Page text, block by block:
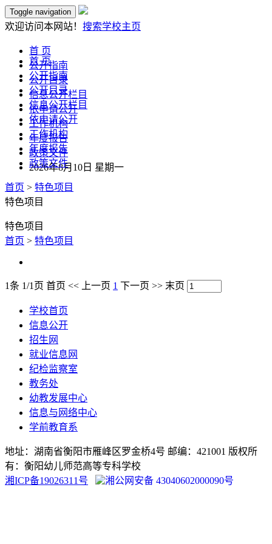
Toggle navigation
欢迎访问本网站！ 搜索学校主页
首 页
公开指南
公开目录
信息公开栏目
依申请公开
工作机构
年度报告
政策文件
2026年8月10日 星期一
首 页
公开指南
公开目录
信息公开栏目
依申请公开
工作机构
年度报告
政策文件
首页 > 特色项目
特色项目
特色项目
首页 > 特色项目
1条 1/1页 首页 << 上一页 1 下一页 >> 末页
学校首页
信息公开
招生网
就业信息网
纪检监察室
教务处
幼教发展中心
信息与网络中心
学前教育系
地址：湖南省衡阳市雁峰区罗金桥4号 邮编：421001 版权所
有：衡阳幼儿师范高等专科学校
湘ICP备19026311号
湘公网安备 43040602000090号